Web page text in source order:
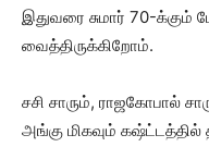
இதுவரை சுமார் 70-க்கும்
வைத்திருக்கிறோம்.
சசி சாரும், ராஜகோபால்
அங்கு மிகவும்